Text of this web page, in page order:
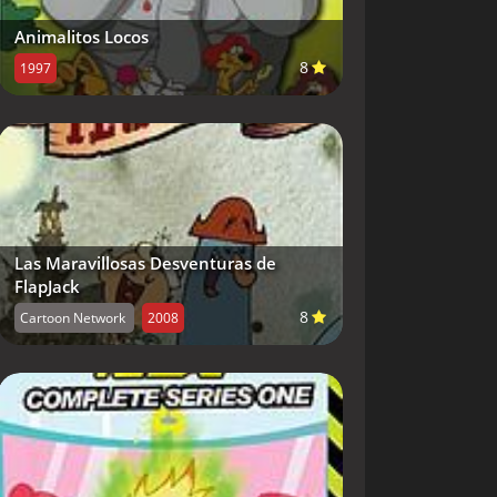
Animalitos Locos
1997 8
Las Maravillosas Desventuras de
FlapJack
Cartoon Network 2008 8